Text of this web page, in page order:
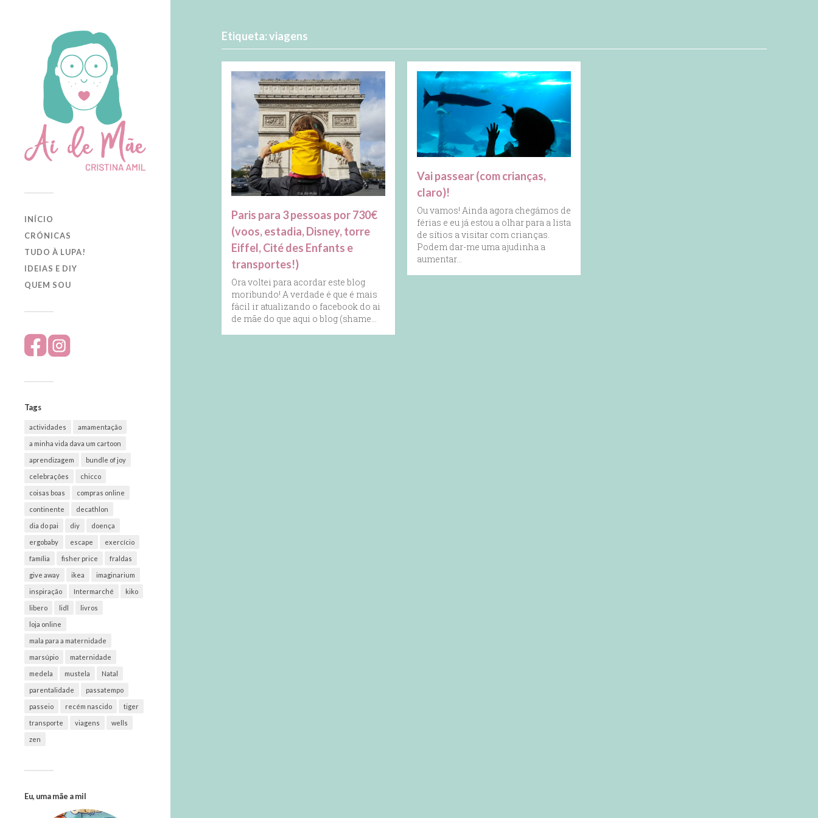
INÍCIO
CRÓNICAS
TUDO À LUPA!
IDEIAS E DIY
QUEM SOU
Tags
actividades amamentação
a minha vida dava um cartoon
aprendizagem bundle of joy
celebrações chicco
coisas boas compras online
continente decathlon
dia do pai diy doença
ergobaby escape exercício
família fisher price fraldas
give away ikea imaginarium
inspiração Intermarché kiko
libero lidl livros
loja online
mala para a maternidade
marsúpio maternidade
medela mustela Natal
parentalidade passatempo
passeio recém nascido tiger
transporte viagens wells
zen
Eu, uma mãe a mil
Etiqueta:viagens
Paris para 3 pessoas por 730€
(voos, estadia, Disney, torre
Eiffel, Cité des Enfants e
transportes!)
Ora voltei para acordar este blog
moribundo! A verdade é que é mais
fácil ir atualizando o facebook do ai
de mãe do que aqui o blog (shame…
Vai passear (com crianças,
claro)!
Ou vamos! Ainda agora chegámos de
férias e eu já estou a olhar para a lista
de sítios a visitar com crianças.
Podem dar-me uma ajudinha a
aumentar…